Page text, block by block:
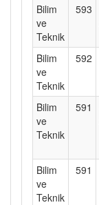
Bilim
ve
Teknik
593
Bilim
ve
Teknik
592
Bilim
ve
Teknik
591
Bilim
ve
Teknik
591